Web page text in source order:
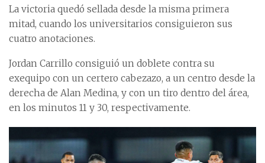
La victoria quedó sellada desde la misma primera
mitad, cuando los universitarios consiguieron sus
cuatro anotaciones.
Jordan Carrillo consiguió un doblete contra su
exequipo con un certero cabezazo, a un centro desde la
derecha de Alan Medina, y con un tiro dentro del área,
en los minutos 11 y 30, respectivamente.